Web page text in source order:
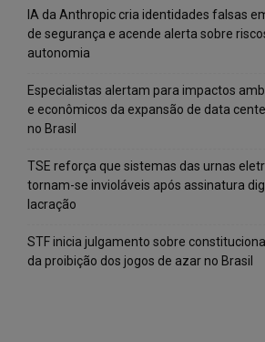
IA da Anthropic cria identidades falsas
de segurança e acende alerta sobre
autonomia
Especialistas alertam para impactos
e econômicos da expansão de data
no Brasil
TSE reforça que sistemas das urnas
tornam-se invioláveis após assinatura
lacração
STF inicia julgamento sobre
da proibição dos jogos de azar no Brasil